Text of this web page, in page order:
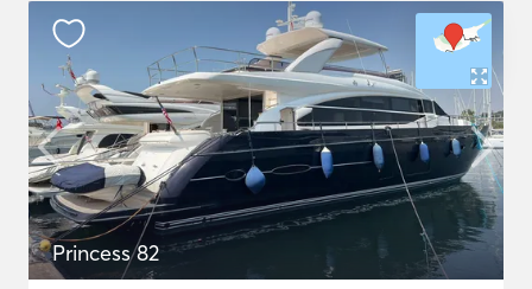
Princess 82